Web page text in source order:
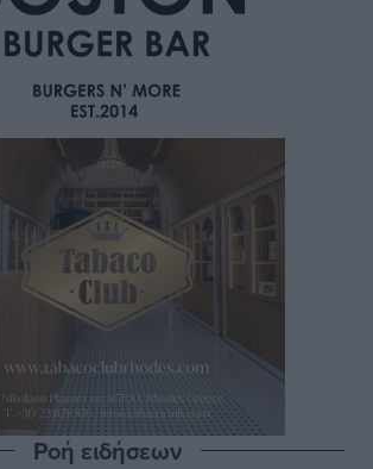
Ροή ειδήσεων